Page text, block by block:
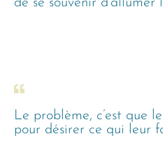
de se souvenir d’allumer
Le problème, c’est que
pour désirer ce qui leur